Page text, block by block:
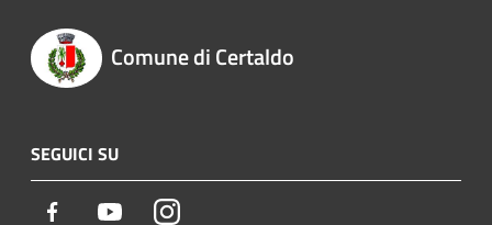
Comune di Certaldo
SEGUICI SU
Facebook YoutubeInstagram